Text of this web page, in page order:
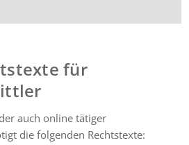
für
auch online tätiger
die folgenden Rechtstexte: